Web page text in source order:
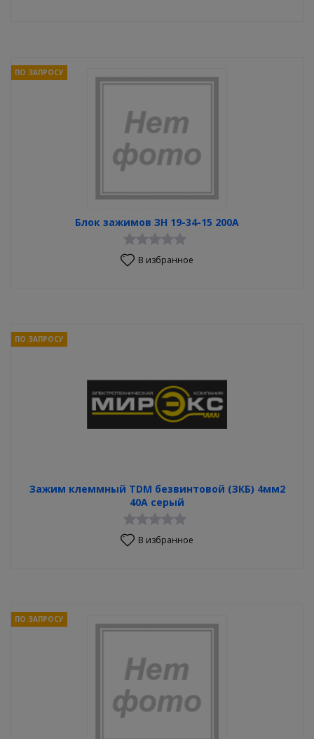
Блок зажимов ЗН 19-34-15 200А
ПО ЗАПРОСУ
В избранное
Зажим клеммный TDM безвинтовой (ЗКБ) 4мм2
40А серый
ПО ЗАПРОСУ
В избранное
ПО ЗАПРОСУ